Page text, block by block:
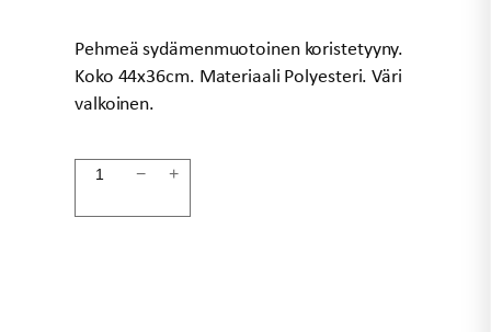
Pehmeä sydämenmuotoinen koristetyyny.
Koko 44x36cm. Materiaali Polyesteri. Väri
valkoinen.
Sydäntyyny
− +